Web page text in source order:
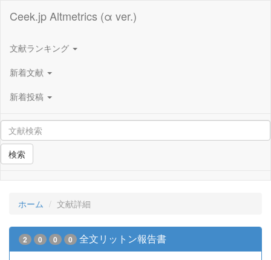
Ceek.jp Altmetrics (α ver.)
文献ランキング
新着文献
新着投稿
検索
ホーム 文献詳細
2 0 0 0 全文リットン報告書